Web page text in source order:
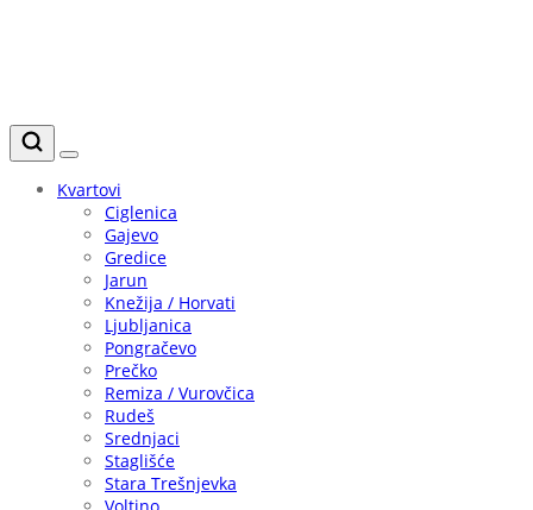
Kvartovi
Ciglenica
Gajevo
Gredice
Jarun
Knežija / Horvati
Ljubljanica
Pongračevo
Prečko
Remiza / Vurovčica
Rudeš
Srednjaci
Staglišće
Stara Trešnjevka